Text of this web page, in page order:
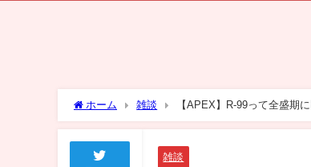
ホーム 雑談 【APEX】R-99って全盛期
雑談